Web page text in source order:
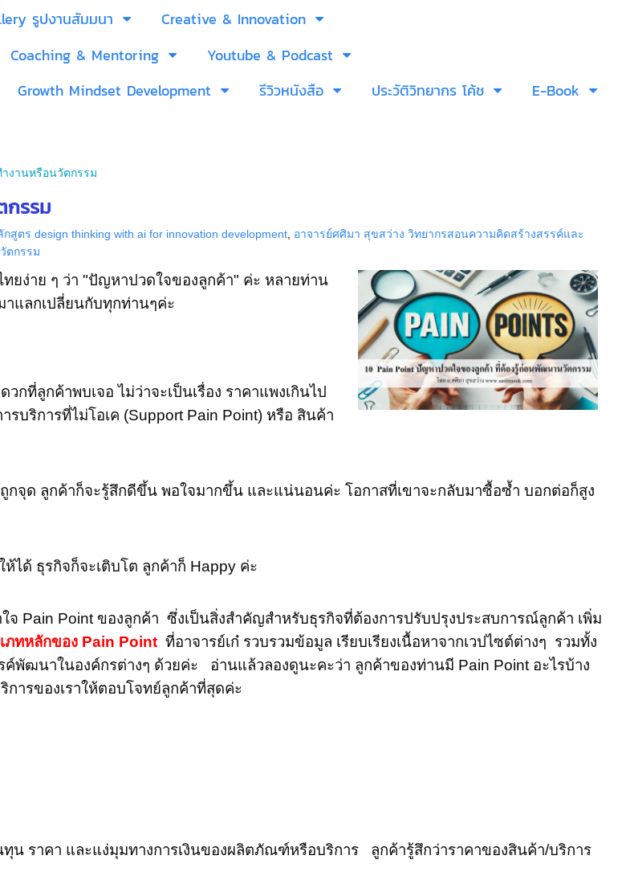
รูปงานสัมมนา
Creative & Innovation
Coaching & Mentoring
Youtube & Podcast
Growth Mindset Development รีวิวหนังสือ ประวัติวิทยากร โค้ช
E-Book
งานหรือนวัตกรรม
กรรม
กสูตร design thinking with ai for innovation development อาจารย์ศศิมา สุขสว่าง วิทยากรสอนความคิดสร้างสรรค์และ
ตกรรม
ยง่าย ๆ ว่า "ปัญหาปวดใจของลูกค้า" ค่ะ หลายท่าน
าแลกเปลี่ยนกับทุกท่านๆค่ะ
ามคิดสร้างสรรค์และพัฒนานวัตกรรม
ที่ลูกค้าพบเจอ ไม่ว่าจะเป็นเรื่อง ราคาแพงเกินไป
บริการที่ไม่โอเค (Support Pain Point) หรือ สินค้า
กจุด ลูกค้าก็จะรู้สึกดีขึ้น พอใจมากขึ้น และแน่นอนค่ะ โอกาสที่เขาจะกลับมาซื้อซ้ำ บอกต่อก็สูง
ได้ ธุรกิจก็จะเติบโต ลูกค้าก็ Happy ค่ะ
จ Pain Point ของลูกค้า ซึ่งเป็นสิ่งสำคัญสำหรับธุรกิจที่ต้องการปรับปรุงประสบการณ์ลูกค้า เพิ่ม
ภทหลักของ Pain Point ที่อาจารย์เก๋ รวบรวมข้อมูล เรียบเรียงเนื้อหาจากเวปไซต์ต่างๆ รวมทั้ง
พัฒนาในองค์กรต่างๆ ด้วยค่ะ อ่านแล้วลองดูนะคะว่า ลูกค้าของท่านมี Pain Point อะไรบ้าง
ารของเราให้ตอบโจทย์ลูกค้าที่สุดค่ะ
น ราคา และแง่มุมทางการเงินของผลิตภัณฑ์หรือบริการ ลูกค้ารู้สึกว่าราคาของสินค้า/บริการ